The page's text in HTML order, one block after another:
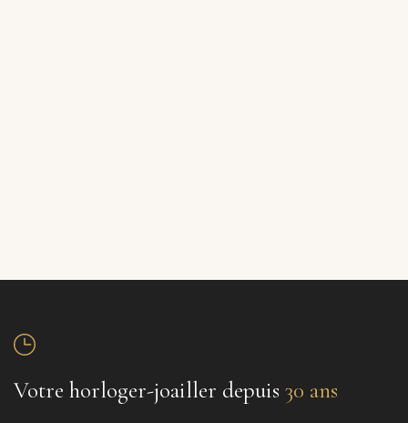
Votre horloger-joailler depuis 30 ans